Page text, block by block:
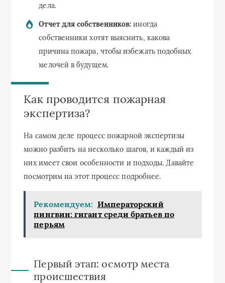
дела.
Отчет для собственников: иногда
собственники хотят выяснить, какова
причина пожара, чтобы избежать подобных
мелочей в будущем.
Как проводится пожарная
экспертиза?
На самом деле процесс пожарной экспертизы
можно разбить на несколько шагов, и каждый из
них имеет свои особенности и подходы. Давайте
посмотрим на этот процесс подробнее.
Рекомендуем: Императорский
пингвин: гигант среди братьев по
перьям
Первый этап: осмотр места
происшествия